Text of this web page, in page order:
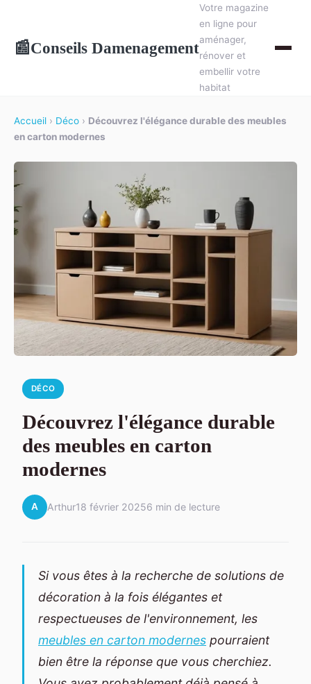
📰Conseils Damenagement
Votre magazine
en ligne pour
aménager,
rénover et
embellir votre
habitat
Accueil › Déco › Découvrez l'élégance durable des meubles
en carton modernes
DÉCO
Découvrez l'élégance durable
des meubles en carton
modernes
A Arthur18 février 20256 min de lecture
Si vous êtes à la recherche de solutions de
décoration à la fois élégantes et
respectueuses de l'environnement, les
meubles en carton modernes pourraient
bien être la réponse que vous cherchiez.